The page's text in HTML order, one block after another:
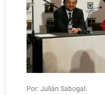
Por: Julián Sabogal.